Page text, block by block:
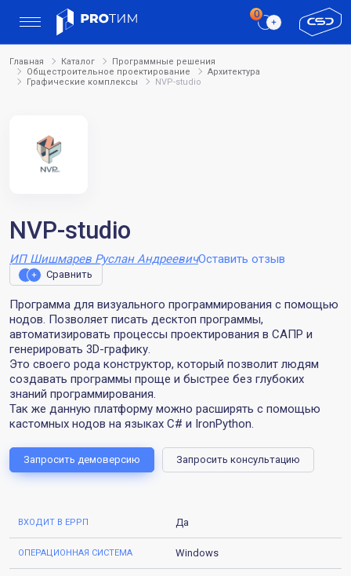
Главная Каталог
Программные решения
Общестроительное проектирование
Архитектура
Графические комплексы
NVP-studio
NVP-studio
ИП Шишмарев Руслан АндреевичОставить отзыв
Сравнить
Программа для визуального программирования с помощью
нодов. Позволяет писать десктоп программы,
автоматизировать процессы проектирования в САПР и
генерировать 3D-графику.
Это своего рода конструктор, который позволит людям
создавать программы проще и быстрее без глубоких
знаний программирования.
Так же данную платформу можно расширять с помощью
кастомных нодов на языках C# и IronPython.
Запросить демоверсию Запросить консультацию
ВХОДИТ В ЕРРП Да
ОПЕРАЦИОННАЯ СИСТЕМА Windows